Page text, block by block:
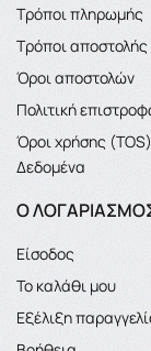
Τρόποι πληρωμής
Τρόποι αποστολής
Όροι αποστολών
Πολιτική
Όροι χρήσης
Δεδομένα
Ο
Είσοδος
Το καλάθι μου
Εξέλιξη